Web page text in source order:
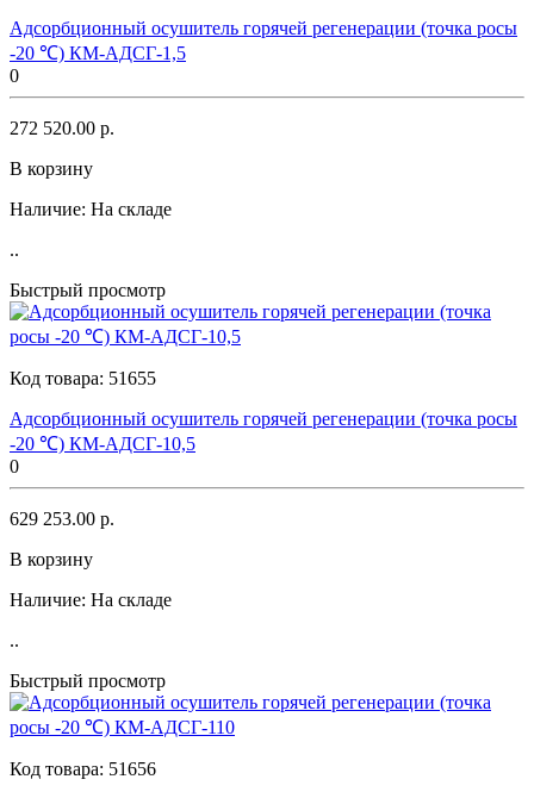
Адсорбционный осушитель горячей регенерации (точка росы
-20 ℃) КМ-АДСГ-1,5
0
272 520.00 р.
В корзину
Наличие: На складе
..
Быстрый просмотр
Код товара: 51655
Адсорбционный осушитель горячей регенерации (точка росы
-20 ℃) КМ-АДСГ-10,5
0
629 253.00 р.
В корзину
Наличие: На складе
..
Быстрый просмотр
Код товара: 51656